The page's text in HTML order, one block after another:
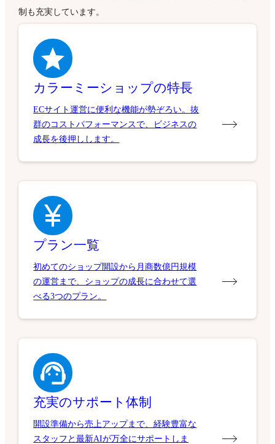
制も充実しています。
カラーミーショップの特長
ECサイト運営に便利な機能が勢ぞろい。抜
群のコストパフォーマンスで、ビジネスの
成長を後押しします。
プラン一覧
初めてのショップ開設から月商数億円規模
の運営まで、ショップの成長に合わせて選
べる3つのプラン。
充実のサポート体制
開設準備から売上アップまで、経験豊富な
スタッフと最新AIが万全にサポートしま